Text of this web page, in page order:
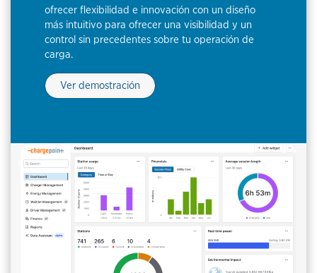
ofrecer flexibilidad e innovación con un diseño
más intuitivo para ofrecer una visibilidad y un
control sin precedentes sobre tu operación de
carga.
Ver demostración